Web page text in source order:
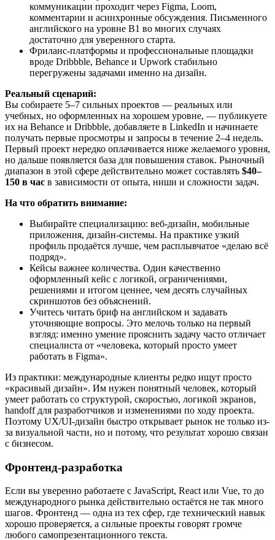
коммуникации проходит через Figma, Loom,
комментарии и асинхронные обсуждения. Письменного
английского на уровне B1 во многих случаях
достаточно для уверенного старта.
Фриланс-платформы и профессиональные площадки
вроде Dribbble, Behance и Upwork стабильно
перегружены задачами именно на дизайн.
Реальный сценарий:
Вы собираете 5–7 сильных проектов — реальных или
учебных, но оформленных на хорошем уровне, — публикуете
их на Behance и Dribbble, добавляете в LinkedIn и начинаете
получать первые просмотры и запросы в течение 2–4 недель.
Первый проект нередко оплачивается ниже желаемого уровня,
но дальше появляется база для повышения ставок. Рыночный
диапазон в этой сфере действительно может составлять $40–
150 в час в зависимости от опыта, ниши и сложности задач.
На что обратить внимание:
Выбирайте специализацию: веб-дизайн, мобильные
приложения, дизайн-системы. На практике узкий
профиль продаётся лучше, чем расплывчатое «делаю всё
подряд».
Кейсы важнее количества. Один качественно
оформленный кейс с логикой, ограничениями,
решениями и итогом ценнее, чем десять случайных
скриншотов без объяснений.
Учитесь читать бриф на английском и задавать
уточняющие вопросы. Это мелочь только на первый
взгляд: именно умение прояснить задачу часто отличает
специалиста от «человека, который просто умеет
работать в Figma».
Из практики: международные клиенты редко ищут просто
«красивый дизайн». Им нужен понятный человек, который
умеет работать со структурой, скоростью, логикой экранов,
handoff для разработчиков и изменениями по ходу проекта.
Поэтому UX/UI-дизайн быстро открывает рынок не только из-
за визуальной части, но и потому, что результат хорошо связан
с бизнесом.
Фронтенд-разработка
Если вы уверенно работаете с JavaScript, React или Vue, то до
международного рынка действительно остаётся не так много
шагов. Фронтенд — одна из тех сфер, где технический навык
хорошо проверяется, а сильные проекты говорят громче
любого самопрезентационного текста.